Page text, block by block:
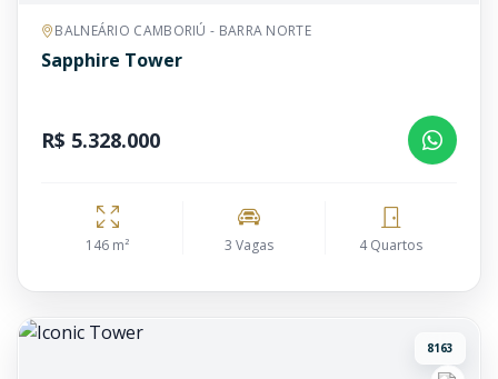
BALNEÁRIO CAMBORIÚ - BARRA NORTE
Sapphire Tower
R$ 5.328.000
146 m² 3 Vagas 4 Quartos
8163